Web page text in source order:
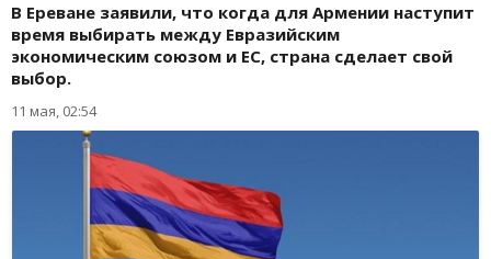
В Ереване заявили, что когда для Армении наступит
время выбирать между Евразийским
экономическим союзом и ЕС, страна сделает свой
выбор.
11 мая, 02:54